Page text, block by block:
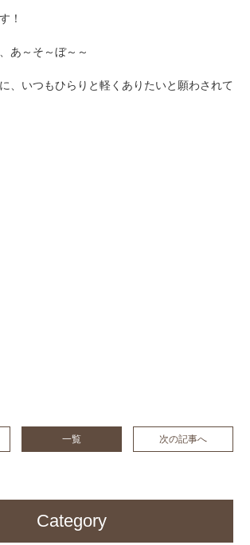
！
あ～そ～ぼ～～
、いつもひらりと軽くありたいと願わされて
一覧 次の記事へ
Category